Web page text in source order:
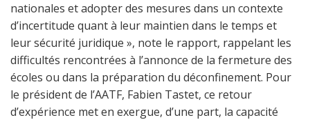
nationales et adopter des mesures dans un contexte
d’incertitude quant à leur maintien dans le temps et
leur sécurité juridique », note le rapport, rappelant les
difficultés rencontrées à l’annonce de la fermeture des
écoles ou dans la préparation du déconfinement. Pour
le président de l’AATF, Fabien Tastet, ce retour
d’expérience met en exergue, d’une part, la capacité